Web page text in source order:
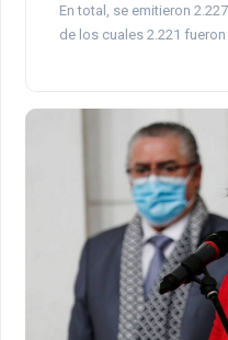
En total, se emitieron
de los cuales 2.221 fueron